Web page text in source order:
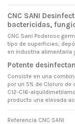
CNC SANI
bactericidas,
CNC Sani Poderoso
tipo de superficies,
en industria alimentaria
Potente
Consiste en una
por un 5% de Cloruro
C12-C16-
producto una elevada
Referencia CNC SANI